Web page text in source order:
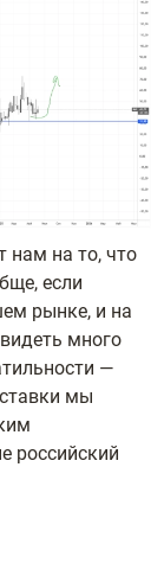
нам на то, что
если
рынке, и на
много
—
мы
российский